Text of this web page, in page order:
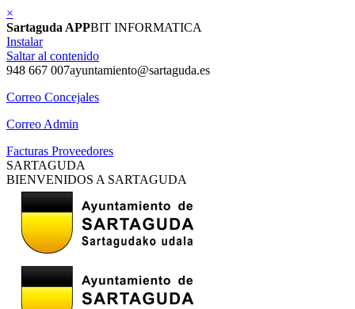
×
Sartaguda APPBIT INFORMATICA
Instalar
Saltar al contenido
948 667 007ayuntamiento@sartaguda.es
Correo Concejales
Correo Admin
Facturas Proveedores
SARTAGUDA
BIENVENIDOS A SARTAGUDA